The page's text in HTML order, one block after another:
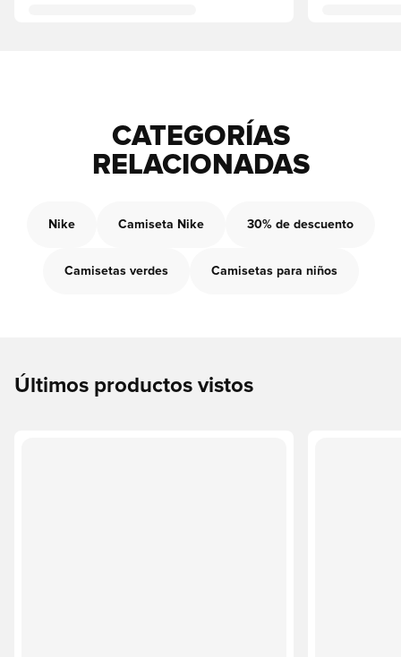
CATEGORÍAS
RELACIONADAS
Nike Camiseta Nike 30% de descuento
Camisetas verdes Camisetas para niños
Últimos productos vistos